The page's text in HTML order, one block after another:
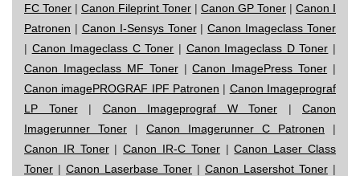
FC Toner | Canon Fileprint Toner | Canon GP Toner | Canon I
Patronen | Canon I-Sensys Toner|Canon Imageclass Toner
| Canon Imageclass C Toner | Canon Imageclass D Toner |
Canon Imageclass MF Toner|Canon ImagePress Toner |
Canon imagePROGRAF IPF Patronen | Canon Imageprograf
LP Toner| Canon Imageprograf W Toner | Canon
Imagerunner Toner | Canon Imagerunner C Patronen |
Canon IR Toner|Canon IR-C Toner|Canon Laser Class
Toner | Canon Laserbase Toner | Canon Lasershot Toner |